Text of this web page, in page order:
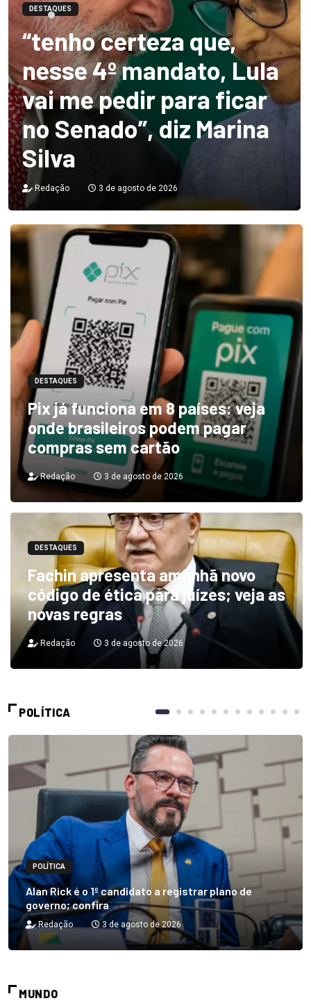
DESTAQUES
“tenho certeza que,
nesse 4º mandato, Lula
vai me pedir para ficar
no Senado”, diz Marina
Silva
Redação 3 de agosto de 2026
DESTAQUES
Pix já funciona em 8 países: veja
onde brasileiros podem pagar
compras sem cartão
Redação 3 de agosto de 2026
DESTAQUES
Fachin apresenta amanhã novo
código de ética para juízes; veja as
novas regras
Redação 3 de agosto de 2026
POLÍTICA
POLÍTICA
Alan Rick é o 1º candidato a registrar plano de
governo; confira
Redação 3 de agosto de 2026
MUNDO